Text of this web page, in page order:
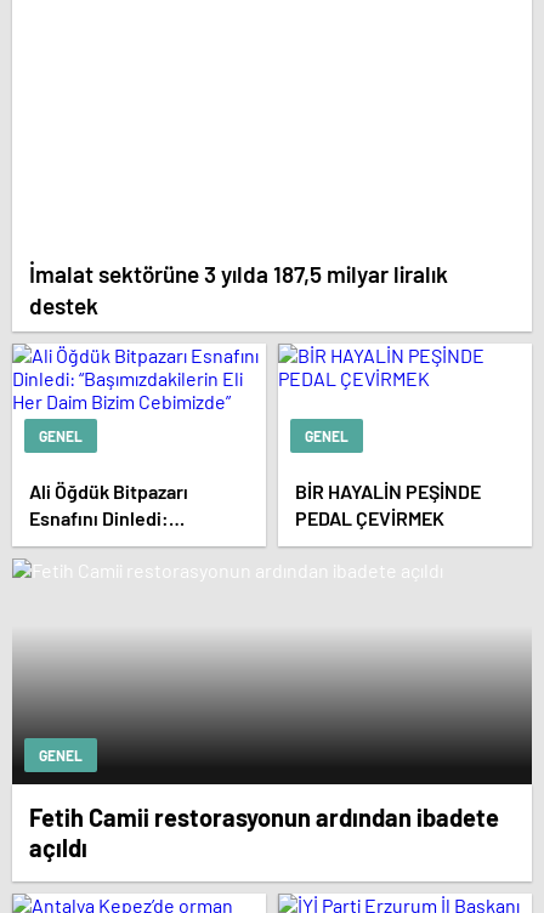
İmalat sektörüne 3 yılda 187,5 milyar liralık
destek
GENEL
Ali Öğdük Bitpazarı
Esnafını Dinledi:
“Başımızdakilerin Eli Her
Daim Bizim Cebimizde”
GENEL
BİR HAYALİN PEŞİNDE
PEDAL ÇEVİRMEK
GENEL
Fetih Camii restorasyonun ardından ibadete
açıldı